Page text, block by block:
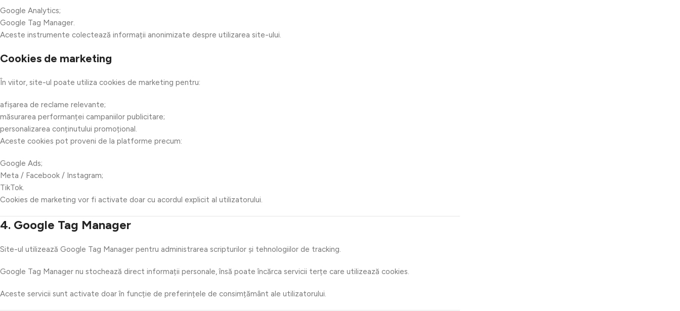
Google Analytics;
Google Tag Manager.
Aceste instrumente colectează informații anonimizate despre utilizarea site-ului.
Cookies de marketing
În viitor, site-ul poate utiliza cookies de marketing pentru:
afișarea de reclame relevante;
măsurarea performanței campaniilor publicitare;
personalizarea conținutului promoțional.
Aceste cookies pot proveni de la platforme precum:
Google Ads;
Meta / Facebook / Instagram;
TikTok.
Cookies de marketing vor fi activate doar cu acordul explicit al utilizatorului.
4. Google Tag Manager
Site-ul utilizează Google Tag Manager pentru administrarea scripturilor și tehnologiilor de tracking.
Google Tag Manager nu stochează direct informații personale, însă poate încărca servicii terțe care utilizează cookies.
Aceste servicii sunt activate doar în funcție de preferințele de consimțământ ale utilizatorului.